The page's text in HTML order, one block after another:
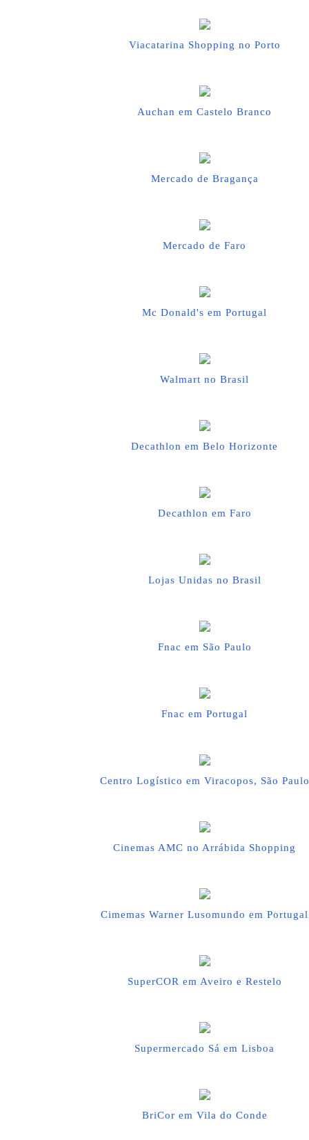
Viacatarina Shopping no Porto
Auchan em Castelo Branco
Mercado de Bragança
Mercado de Faro
Mc Donald's em Portugal
Walmart no Brasil
Decathlon em Belo Horizonte
Decathlon em Faro
Lojas Unidas no Brasil
Fnac em São Paulo
Fnac em Portugal
Centro Logístico em Viracopos, São Paulo
Cinemas AMC no Arrábida Shopping
Cimemas Warner Lusomundo em Portugal
SuperCOR em Aveiro e Restelo
Supermercado Sá em Lisboa
BriCor em Vila do Conde